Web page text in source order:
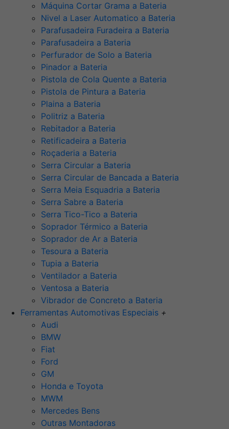
Máquina Cortar Grama a Bateria
Nivel a Laser Automatico a Bateria
Parafusadeira Furadeira a Bateria
Parafusadeira a Bateria
Perfurador de Solo a Bateria
Pinador a Bateria
Pistola de Cola Quente a Bateria
Pistola de Pintura a Bateria
Plaina a Bateria
Politriz a Bateria
Rebitador a Bateria
Retificadeira a Bateria
Roçaderia a Bateria
Serra Circular a Bateria
Serra Circular de Bancada a Bateria
Serra Meia Esquadria a Bateria
Serra Sabre a Bateria
Serra Tico-Tico a Bateria
Soprador Térmico a Bateria
Soprador de Ar a Bateria
Tesoura a Bateria
Tupia a Bateria
Ventilador a Bateria
Ventosa a Bateria
Vibrador de Concreto a Bateria
Ferramentas Automotivas Especiais +
Audi
BMW
Fiat
Ford
GM
Honda e Toyota
MWM
Mercedes Bens
Outras Montadoras